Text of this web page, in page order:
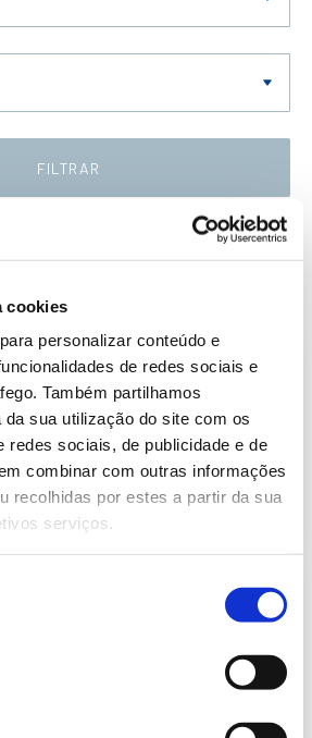
cookies
personalizar conteúdo e
de redes sociais e
Também partilhamos
sua utilização do site com os
redes sociais, de publicidade e de
combinar com outras informações
recolhidas por estes a partir da sua
serviços.
FILTRAR
Semanal do Sistema
da semana 8 de 2024
com periodicidade semanal, com
sobre Eletricidade
da semana 7 de 2024